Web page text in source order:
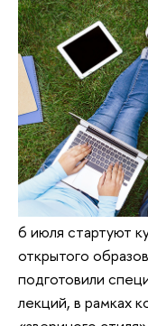
6 июля стартуют
открытого
подготовили
лекций, в рамках